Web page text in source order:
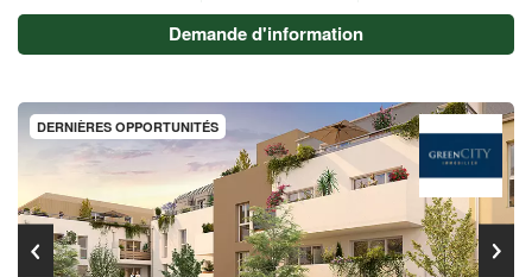
Demande d'information
DERNIÈRES OPPORTUNITÉS